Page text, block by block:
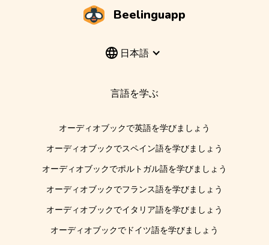
Beelinguapp
日本語
言語を学ぶ
オーディオブックで英語を学びましょう
オーディオブックでスペイン語を学びましょう
オーディオブックでポルトガル語を学びましょう
オーディオブックでフランス語を学びましょう
オーディオブックでイタリア語を学びましょう
オーディオブックでドイツ語を学びましょう